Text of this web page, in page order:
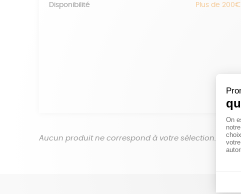
Disponibilité Plus de 200€
Aucun produit ne correspond à votre sélection.